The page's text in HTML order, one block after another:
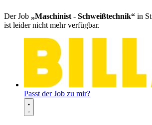
Der Job „Maschinist - Schweißtechnik“ in
ist leider nicht mehr verfügbar.
Passt der Job zu mir?